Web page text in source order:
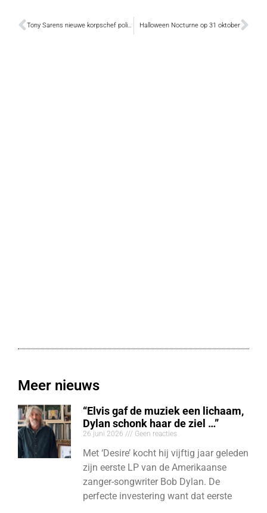
Tony Sarens nieuwe korpschef politiezone Buggenhout-Lebbeke Halloween Nocturne op 31 oktober
Meer nieuws
“Elvis gaf de muziek een lichaam,
Dylan schonk haar de ziel …”
26 juni 2026 Geen reacties
Met ‘Desire’ kocht hij vijftig jaar geleden
zijn eerste LP van de Amerikaanse
zanger-songwriter Bob Dylan. De
perfecte investering want dat eerste